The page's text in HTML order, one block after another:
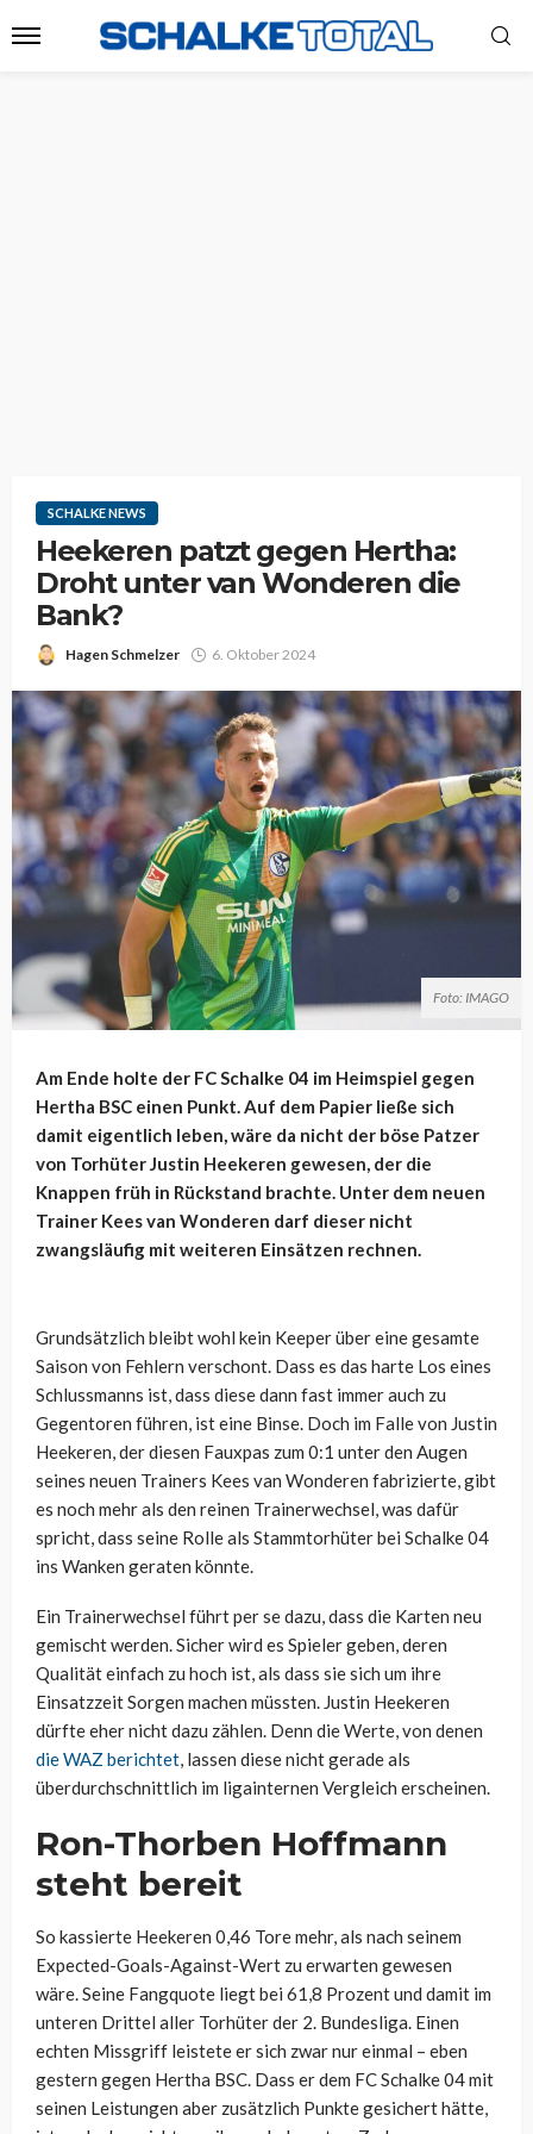
SCHALKE NEWS
Heekeren patzt gegen Hertha:
Droht unter van Wonderen die
Bank?
Hagen Schmelzer 6. Oktober 2024
Foto: IMAGO
Am Ende holte der FC Schalke 04 im Heimspiel gegen
Hertha BSC einen Punkt. Auf dem Papier ließe sich
damit eigentlich leben, wäre da nicht der böse Patzer
von Torhüter Justin Heekeren gewesen, der die
Knappen früh in Rückstand brachte. Unter dem neuen
Trainer Kees van Wonderen darf dieser nicht
zwangsläufig mit weiteren Einsätzen rechnen.
Grundsätzlich bleibt wohl kein Keeper über eine gesamte
Saison von Fehlern verschont. Dass es das harte Los eines
Schlussmanns ist, dass diese dann fast immer auch zu
Gegentoren führen, ist eine Binse. Doch im Falle von Justin
Heekeren, der diesen Fauxpas zum 0:1 unter den Augen
seines neuen Trainers Kees van Wonderen fabrizierte, gibt
es noch mehr als den reinen Trainerwechsel, was dafür
spricht, dass seine Rolle als Stammtorhüter bei Schalke 04
ins Wanken geraten könnte.
Ein Trainerwechsel führt per se dazu, dass die Karten neu
gemischt werden. Sicher wird es Spieler geben, deren
Qualität einfach zu hoch ist, als dass sie sich um ihre
Einsatzzeit Sorgen machen müssten. Justin Heekeren
dürfte eher nicht dazu zählen. Denn die Werte, von denen
die WAZ berichtet, lassen diese nicht gerade als
überdurchschnittlich im ligainternen Vergleich erscheinen.
Ron-Thorben Hoffmann
steht bereit
So kassierte Heekeren 0,46 Tore mehr, als nach seinem
Expected-Goals-Against-Wert zu erwarten gewesen
wäre. Seine Fangquote liegt bei 61,8 Prozent und damit im
unteren Drittel aller Torhüter der 2. Bundesliga. Einen
echten Missgriff leistete er sich zwar nur einmal – eben
gestern gegen Hertha BSC. Dass er dem FC Schalke 04 mit
seinen Leistungen aber zusätzlich Punkte gesichert hätte,